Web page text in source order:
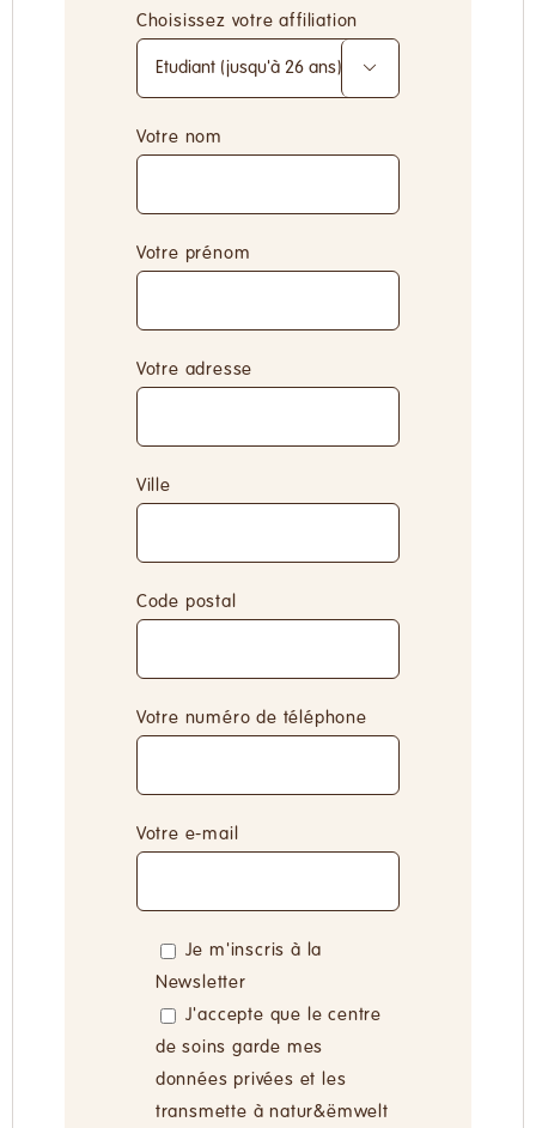
Choisissez votre affiliation

Votre nom
Votre prénom
Votre adresse
Ville
Code postal
Votre numéro de téléphone
Votre e-mail
Je m'inscris à la
Newsletter
J'accepte que le centre
de soins garde mes
données privées et les
transmette à natur&ëmwelt